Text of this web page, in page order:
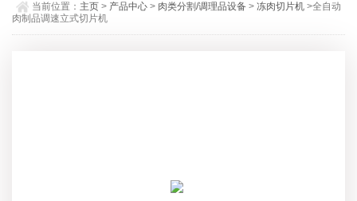
当前位置： 主页 > 产品中心 > 肉类分割/调理品设备 >冻肉切片机 >全自动
肉制品调速立式切片机